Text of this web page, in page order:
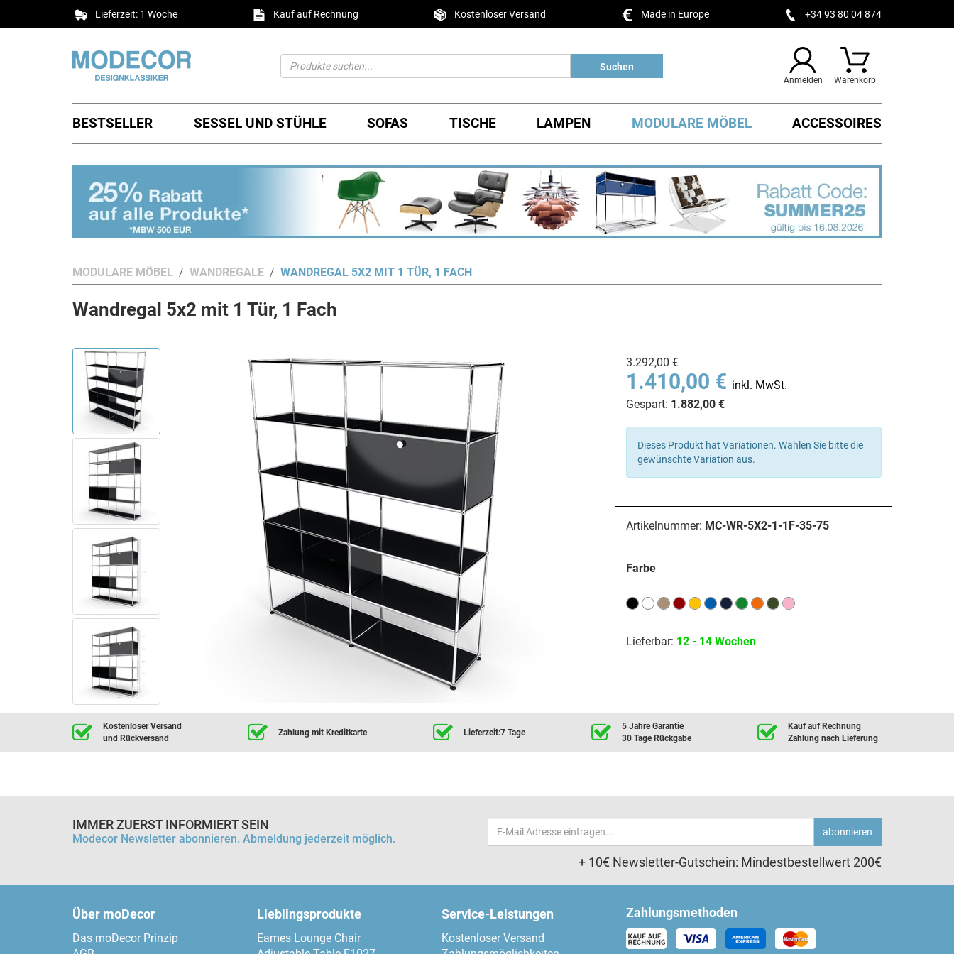
Lieferzeit: 1 Woche Kauf auf Rechnung Kostenloser Versand Made in Europe +34 93 80 04 874
Suchen
Anmelden Warenkorb
BESTSELLER SESSEL UND STÜHLE SOFAS TISCHE LAMPEN MODULARE MÖBEL ACCESSOIRES
MODULARE MÖBEL WANDREGALE WANDREGAL 5X2 MIT 1 TÜR, 1 FACH
Wandregal 5x2 mit 1 Tür, 1 Fach
3.292,00 €
1.410,00 € inkl. MwSt.
Gespart: 1.882,00 €
Dieses Produkt hat Variationen. Wählen Sie bitte die
gewünschte Variation aus.
Artikelnummer: MC-WR-5X2-1-1F-35-75
Farbe
Lieferbar: 12 - 14 Wochen
Kostenloser Versand
und Rückversand
Zahlung mit Kreditkarte Lieferzeit:7 Tage
5 Jahre Garantie
30 Tage Rückgabe
Kauf auf Rechnung
Zahlung nach Lieferung
IMMER ZUERST INFORMIERT SEIN
Modecor Newsletter abonnieren. Abmeldung jederzeit möglich.
Email-
Adresse
abonnieren
+ 10€ Newsletter-Gutschein: Mindestbestellwert 200€
Über moDecor
Das moDecor Prinzip
Lieblingsprodukte
Eames Lounge Chair
Service-Leistungen
Kostenloser Versand
Zahlungsmethoden